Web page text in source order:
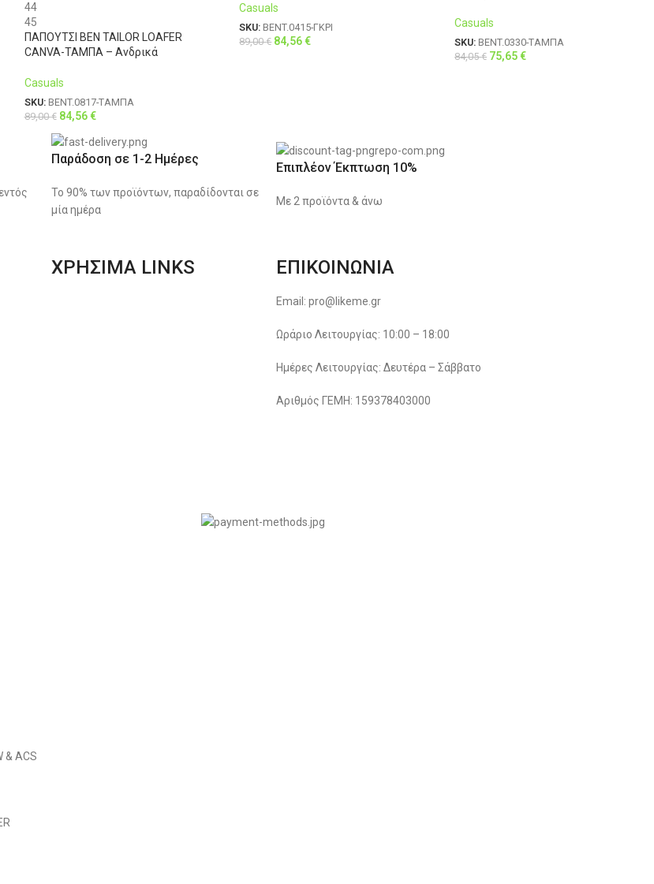
44
45
ΠΑΠΟΥΤΣΙ BEN TAILOR LOAFER
CANVA-ΤΑΜΠΑ – Ανδρικά
Casuals
SKU: BENT.0817-ΤΑΜΠΑ
89,00€ 84,56€
Casuals
SKU: BENT.0415-ΓΚΡΙ
89,00€ 84,56€
Casuals
SKU: BENT.0330-ΤΑΜΠΑ
84,05€ 75,65€
Παράδοση σε 1-2 Ημέρες
Το 90% των προϊόντων, παραδίδονται σε
μία ημέρα
Επιπλέον Έκπτωση 10%
Με 2 προϊόντα & άνω
ΧΡΗΣΙΜΑ LINKS ΕΠΙΚΟΙΝΩΝΙΑ
Email: pro@likeme.gr
Ωράριο Λειτουργίας: 10:00 – 18:00
Ημέρες Λειτουργίας: Δευτέρα – Σάββατο
Αριθμός ΓΕΜΗ: 159378403000
& ACS